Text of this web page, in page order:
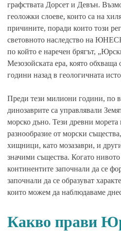
графствата Дорсет и Девън.
геоложки слоеве, които са на
причините, поради които този
световното наследство на
по който е наречен брягът,
Мезозойската ера, която
години назад в геологичната
Преди тези милиони години, по
динозаврите са управлявали
морско дъно. Тези древни
разнообразие от морски
хищници, като мозазаври, и
значими същества. Когато
континентите започнали да се
започнали да се образуват
които можем да наблюдаваме
Какво прави